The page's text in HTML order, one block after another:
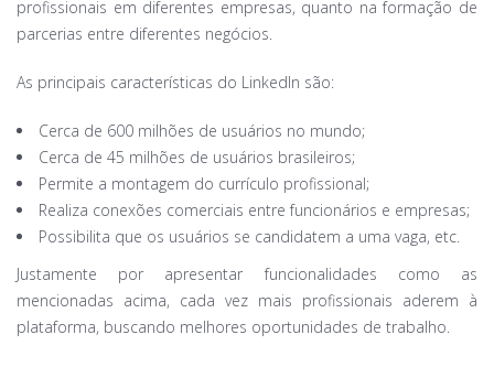
profissionais em diferentes empresas, quanto na formação de
parcerias entre diferentes negócios.
As principais características do LinkedIn são:
Cerca de 600 milhões de usuários no mundo;
Cerca de 45 milhões de usuários brasileiros;
Permite a montagem do currículo profissional;
Realiza conexões comerciais entre funcionários e empresas;
Possibilita que os usuários se candidatem a uma vaga, etc.
Justamente por apresentar funcionalidades como as
mencionadas acima, cada vez mais profissionais aderem à
plataforma, buscando melhores oportunidades de trabalho.